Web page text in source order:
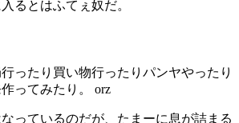
るとはふてぇ奴だ。
ったり買い物行ったりパンヤやったり
ってみたり。 orz
っているのだが、たまーに息が詰まる